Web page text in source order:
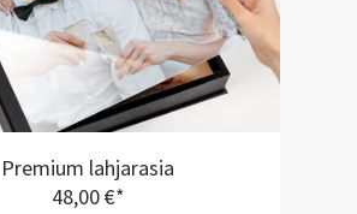
Premium lahjarasia
48,00 €*